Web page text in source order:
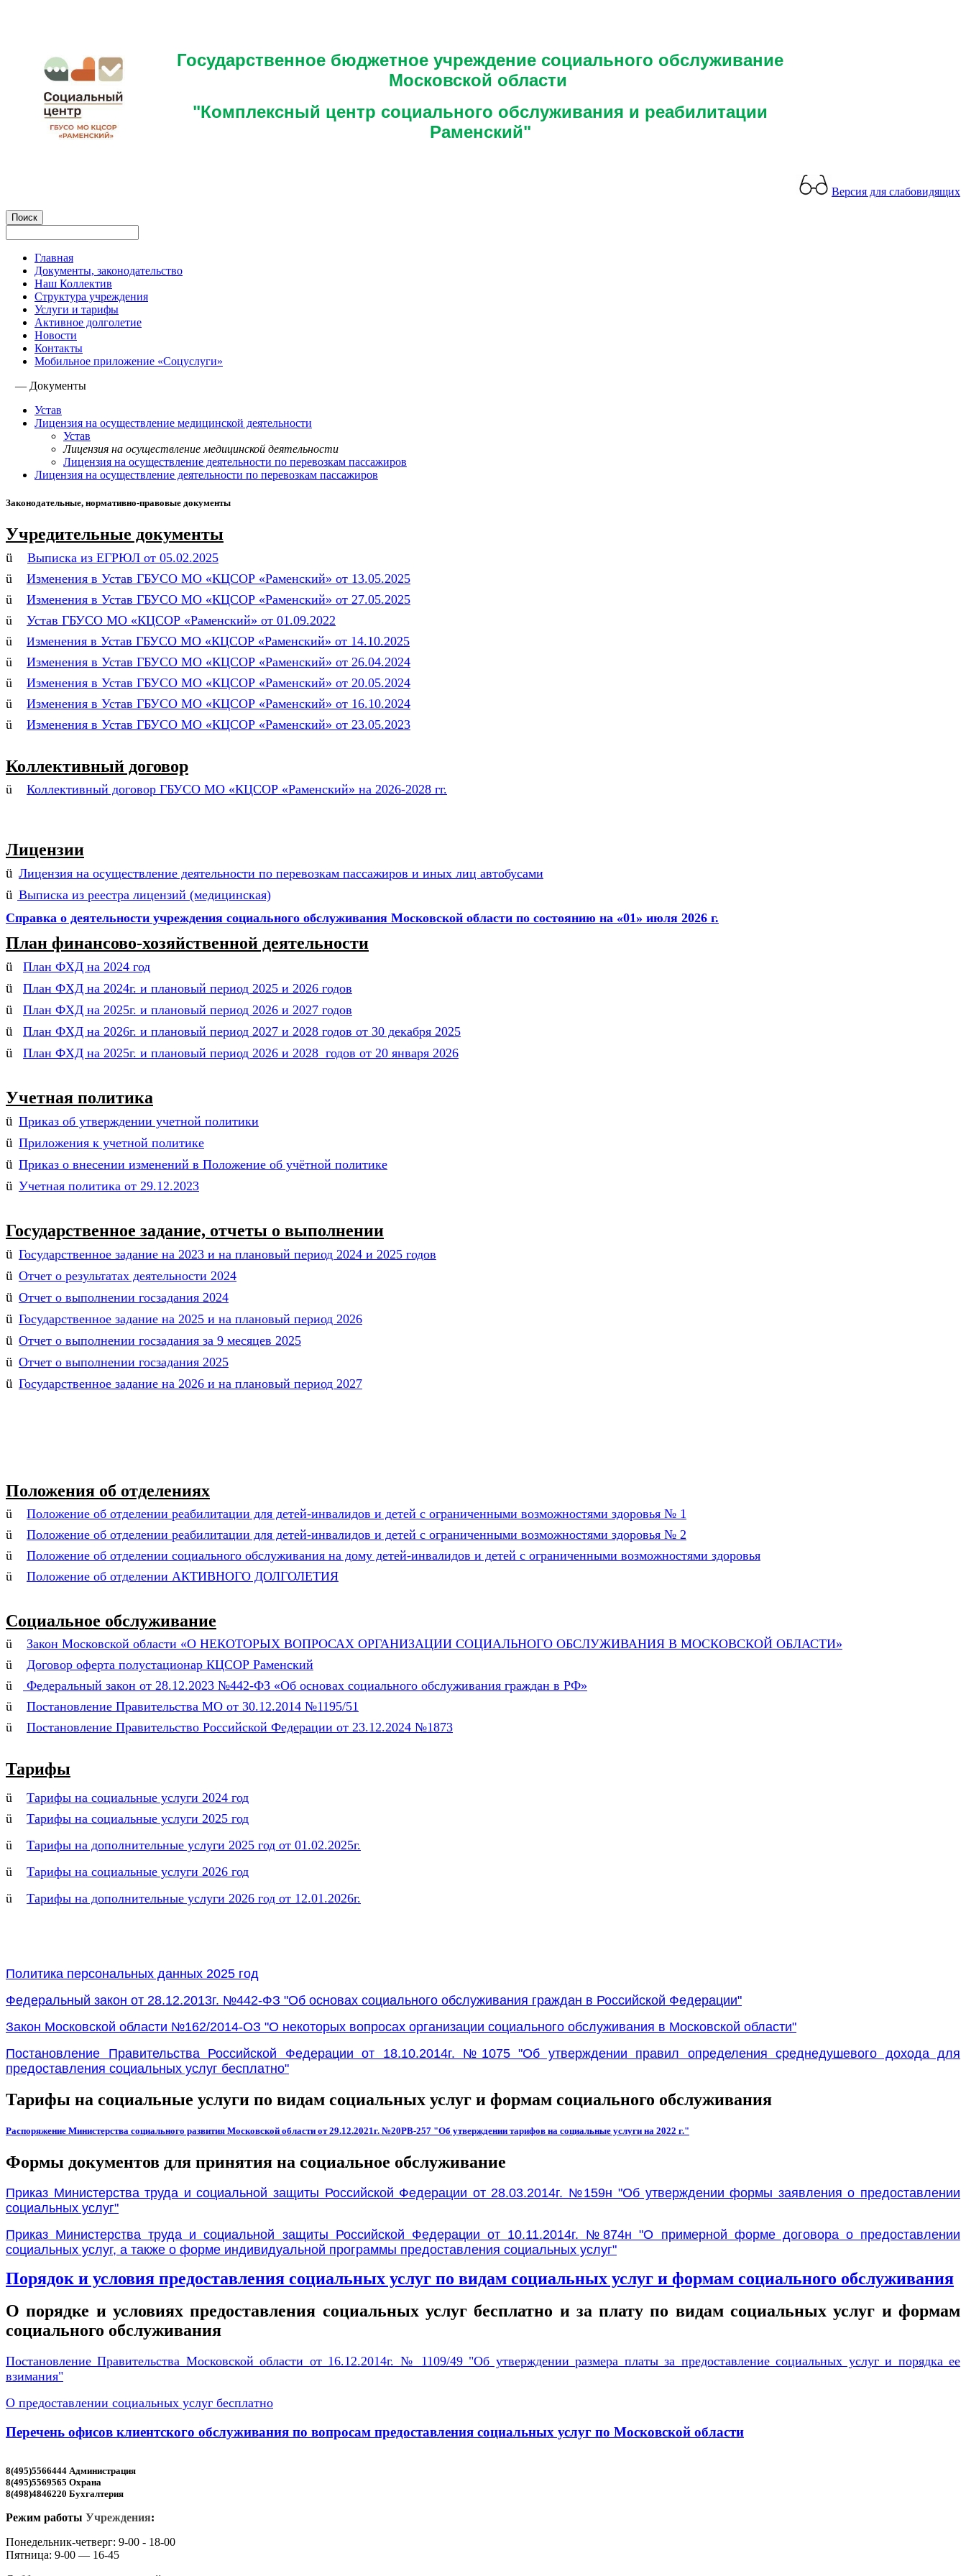
Государственное бюджетное учреждение социального обслуживание
Московской области
"Комплексный центр социального обслуживания и реабилитации
Раменский"
Версия для слабовидящих
Главная
Документы, законодательство
Наш Коллектив
Структура учреждения
Услуги и тарифы
Активное долголетие
Новости
Контакты
Мобильное приложение «Соцуслуги»
— Документы
Устав
Лицензия на осуществление медицинской деятельности
Устав
Лицензия на осуществление медицинской деятельности
Лицензия на осуществление деятельности по перевозкам пассажиров
Лицензия на осуществление деятельности по перевозкам пассажиров
Законодательные, нормативно-правовые документы
Учредительные документы
ü
Выписка из ЕГРЮЛ от 05.02.2025
ü
Изменения в Устав ГБУСО МО «КЦСОР «Раменский» от 13.05.2025
ü
Изменения в Устав ГБУСО МО «КЦСОР «Раменский» от 27.05.2025
ü
Устав ГБУСО МО «КЦСОР «Раменский» от 01.09.2022
ü
Изменения в Устав ГБУСО МО «КЦСОР «Раменский» от 14.10.2025
ü
Изменения в Устав ГБУСО МО «КЦСОР «Раменский» от 26.04.2024
ü
Изменения в Устав ГБУСО МО «КЦСОР «Раменский» от 20.05.2024
ü
Изменения в Устав ГБУСО МО «КЦСОР «Раменский» от 16.10.2024
ü
Изменения в Устав ГБУСО МО «КЦСОР «Раменский» от 23.05.2023
Коллективный договор
ü Коллективный договор ГБУСО МО «КЦСОР «Раменский» на 2026-2028 гг.
Лицензии
ü Лицензия на осуществление деятельности по перевозкам пассажиров и иных лиц автобусами
ü Выписка из реестра лицензий (медицинская)
Справка о деятельности учреждения социального обслуживания Московской области по состоянию на «01» июля 2026 г.
План финансово-хозяйственной деятельности
ü План ФХД на 2024 год
ü План ФХД на 2024г. и плановый период 2025 и 2026 годов
ü План ФХД на 2025г. и плановый период 2026 и 2027 годов
ü План ФХД на 2026г. и плановый период 2027 и 2028 годов от 30 декабря 2025
ü План ФХД на 2025г. и плановый период 2026 и 2028 годов от 20 января 2026
Учетная политика
ü Приказ об утверждении учетной политики
ü Приложения к учетной политике
ü Приказ о внесении изменений в Положение об учётной политике
ü Учетная политика от 29.12.2023
Государственное задание, отчеты о выполнении
ü Государственное задание на 2023 и на плановый период 2024 и 2025 годов
ü Отчет о результатах деятельности 2024
ü Отчет о выполнении госзадания 2024
ü Государственное задание на 2025 и на плановый период 2026
ü Отчет о выполнении госзадания за 9 месяцев 2025
ü Отчет о выполнении госзадания 2025
ü Государственное задание на 2026 и на плановый период 2027
Положения об отделениях
ü
Положение об отделении реабилитации для детей-инвалидов и детей с ограниченными возможностями здоровья № 1
ü
Положение об отделении реабилитации для детей-инвалидов и детей с ограниченными возможностями здоровья № 2
ü
Положение об отделении социального обслуживания на дому детей-инвалидов и детей с ограниченными возможностями здоровья
ü
Положение об отделении АКТИВНОГО ДОЛГОЛЕТИЯ
Социальное обслуживание
ü Закон Московской области «О НЕКОТОРЫХ ВОПРОСАХ ОРГАНИЗАЦИИ СОЦИАЛЬНОГО ОБСЛУЖИВАНИЯ В МОСКОВСКОЙ ОБЛАСТИ»
ü
Договор оферта полустационар КЦСОР Раменский
ü
Федеральный закон от 28.12.2023 №442-ФЗ «Об основах социального обслуживания граждан в РФ»
ü
Постановление Правительства МО от 30.12.2014 №1195/51
ü
Постановление Правительство Российской Федерации от 23.12.2024 №1873
Тарифы
ü
Тарифы на социальные услуги 2024 год
ü
Тарифы на социальные услуги 2025 год
ü
Тарифы на дополнительные услуги 2025 год от 01.02.2025г.
ü
Тарифы на социальные услуги 2026 год
ü
Тарифы на дополнительные услуги 2026 год от 12.01.2026г.
Политика персональных данных 2025 год
Федеральный закон от 28.12.2013г. №442-ФЗ "Об основах социального обслуживания граждан в Российской Федерации"
Закон Московской области №162/2014-ОЗ "О некоторых вопросах организации социального обслуживания в Московской области"
Постановление Правительства Российской Федерации от 18.10.2014г. №1075 "Об утверждении правил определения среднедушевого дохода для
предоставления социальных услуг бесплатно"
Тарифы на социальные услуги по видам социальных услуг и формам социального обслуживания
Распоряжение Министерства социального развития Московской области от 29.12.2021г. №20РВ-257 "Об утверждении тарифов на социальные услуги на 2022 г."
Формы документов для принятия на социальное обслуживание
Приказ Министерства труда и социальной защиты Российской Федерации от 28.03.2014г. №159н "Об утверждении формы заявления о предоставлении
социальных услуг"
Приказ Министерства труда и социальной защиты Российской Федерации от 10.11.2014г. №874н "О примерной форме договора о предоставлении
социальных услуг, а также о форме индивидуальной программы предоставления социальных услуг"
Порядок и условия предоставления социальных услуг по видам социальных услуг и формам социального обслуживания
О порядке и условиях предоставления социальных услуг бесплатно и за плату по видам социальных услуг и формам
социального обслуживания
Постановление Правительства Московской области от 16.12.2014г. № 1109/49 "Об утверждении размера платы за предоставление социальных услуг и порядка ее
взимания"
О предоставлении социальных услуг бесплатно
Перечень офисов клиентского обслуживания по вопросам предоставления социальных услуг по Московской области
8(495)5566444 Администрация
8(495)5569565 Охрана
8(498)4846220 Бухгалтерия
Режим работы Учреждения:
Понедельник-четверг: 9-00 - 18-00
Пятница: 9-00 — 16-45